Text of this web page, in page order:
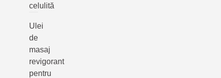
celulită
Ulei
de
masaj
revigorant
pentru